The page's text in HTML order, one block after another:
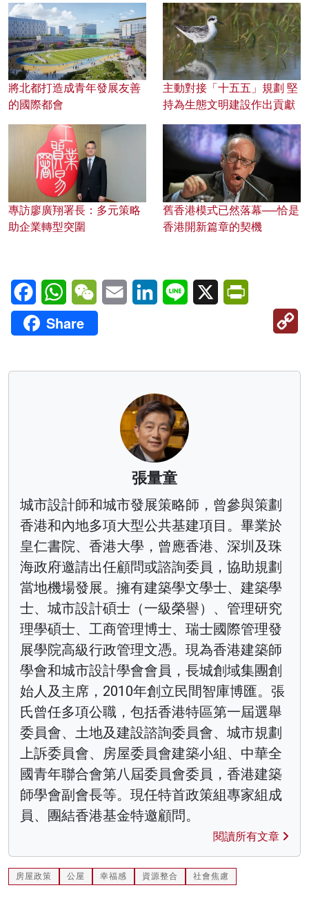
將北都打造成青年發展友善
的國際都會
主動對接「十五五」規劃 堅
持為生態文明建設作出貢獻
專訪廖廣翔署長：多元策略
助企業轉型突圍
舊香港模式已然落幕──恰是
香港開新篇章的契機
FacebookWhatsAppWeChatEmail LinkedInLine X
Share
張量童
城市設計師和城市發展策略師，曾參與策劃
香港和內地多項大型公共基建項目。畢業於
皇仁書院、香港大學，曾應香港、深圳及珠
海政府邀請出任顧問或諮詢委員，協助規劃
當地機場發展。擁有建築學文學士、建築學
士、城市設計碩士（一級榮譽）、管理研究
理學碩士、工商管理博士、瑞士國際管理發
展學院高級行政管理文憑。現為香港建築師
學會和城市設計學會會員，長城創域集團創
始人及主席，2010年創立民間智庫博匯。張
氏曾任多項公職，包括香港特區第一屆選舉
委員會、土地及建設諮詢委員會、城市規劃
上訴委員會、房屋委員會建築小組、中華全
國青年聯合會第八屆委員會委員，香港建築
師學會副會長等。現任特首政策組專家組成
員、團結香港基金特邀顧問。
閱讀所有文章
房屋政策 公屋 幸福感 資源整合 社會焦慮